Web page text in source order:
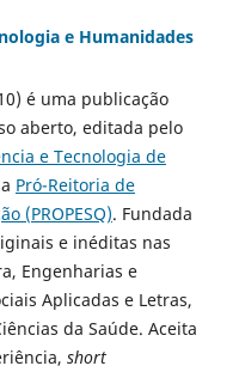
e Humanidades
é uma publicação
aberto, editada pelo
e Tecnologia de
Pró-Reitoria de
(PROPESQ). Fundada
e inéditas nas
Engenharias e
Aplicadas e Letras,
da Saúde. Aceita
short